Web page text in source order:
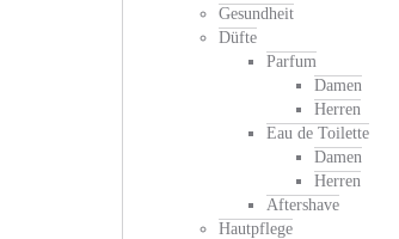
Gesundheit
Düfte
Parfum
Damen
Herren
Eau de Toilette
Damen
Herren
Aftershave
Hautpflege